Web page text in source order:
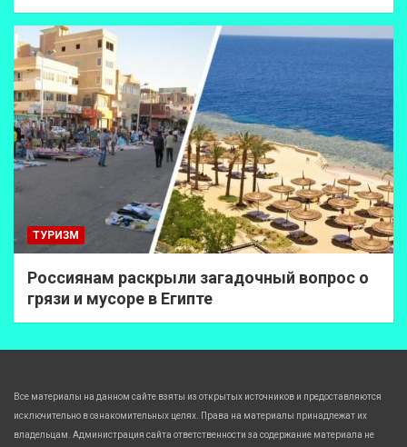
ТУРИЗМ
Россиянам раскрыли загадочный вопрос о
грязи и мусоре в Египте
Все материалы на данном сайте взяты из открытых источников и предоставляются
исключительно в ознакомительных целях. Права на материалы принадлежат их
владельцам. Администрация сайта ответственности за содержание материала не